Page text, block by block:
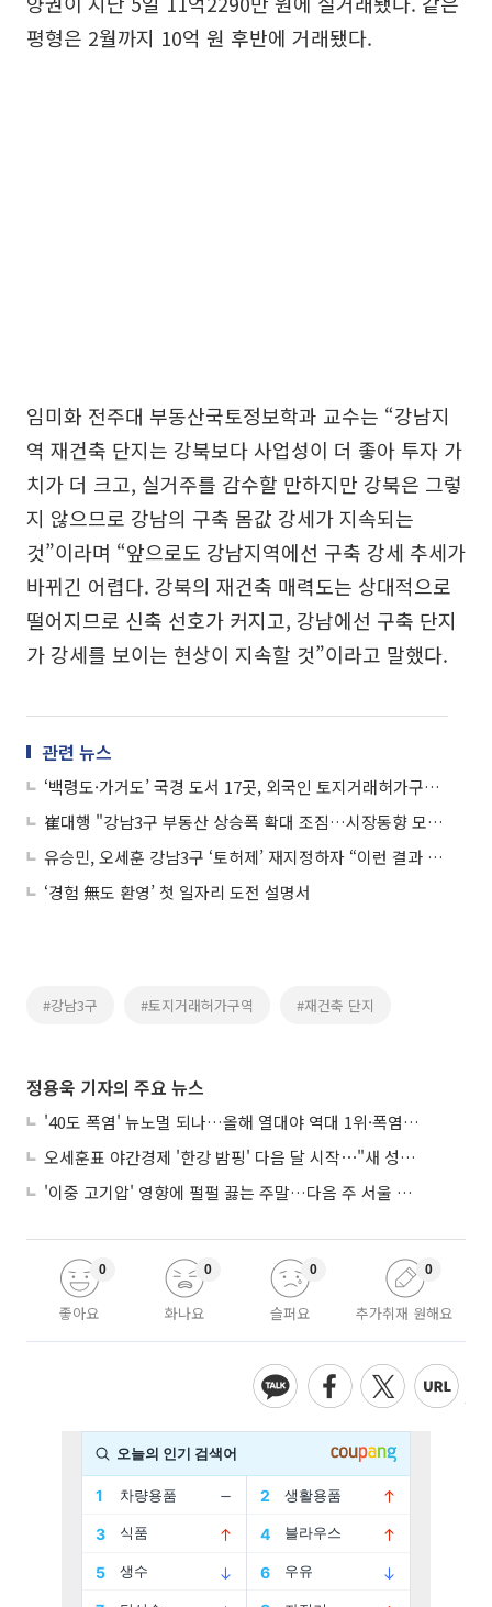
평형은 2월까지 10억 원 후반에 거래됐다.
임미화 전주대 부동산국토정보학과 교수는 “강남지
역 재건축 단지는 강북보다 사업성이 더 좋아 투자 가
치가 더 크고, 실거주를 감수할 만하지만 강북은 그렇
지 않으므로 강남의 구축 몸값 강세가 지속되는
것”이라며 “앞으로도 강남지역에선 구축 강세 추세가
바뀌긴 어렵다. 강북의 재건축 매력도는 상대적으로
떨어지므로 신축 선호가 커지고, 강남에선 구축 단지
가 강세를 보이는 현상이 지속할 것”이라고 말했다.
관련 뉴스
‘백령도·가거도’ 국경 도서 17곳, 외국인 토지거래허가구역 지정…“주권 강화”
崔대행 "강남3구 부동산 상승폭 확대 조짐…시장동향 모니터링"
유승민, 오세훈 강남3구 ‘토허제’ 재지정하자 “이런 결과 예상 못했나” 직격
‘경험 無도 환영’ 첫 일자리 도전 설명서
#강남3구 #토지거래허가구역 #재건축 단지
정용욱 기자의 주요 뉴스
'40도 폭염' 뉴노멀 되나…올해 열대야 역대 1위·폭염일수 평년 3배 넘어
오세훈표 야간경제 '한강 밤핑' 다음 달 시작⋯"새 성장동력 만들 것"
'이중 고기압' 영향에 펄펄 끓는 주말…다음 주 서울 포함 서쪽이 더 덥다
좋아요
0
화나요
0
슬퍼요
0
추가취재 원해요
0